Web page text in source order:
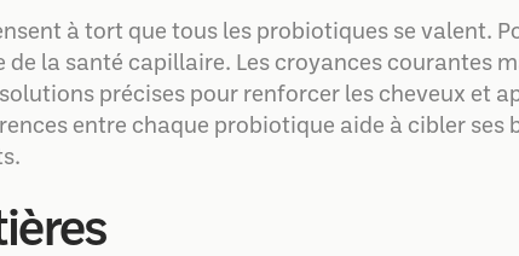
à tort que tous les probiotiques se valent.
la santé capillaire. Les croyances courantes
précises pour renforcer les cheveux et
entre chaque probiotique aide à cibler ses